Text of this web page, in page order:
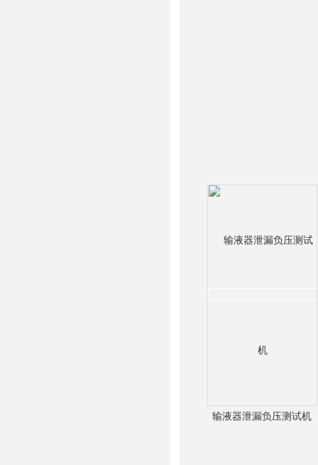
输液器泄漏负压测试机